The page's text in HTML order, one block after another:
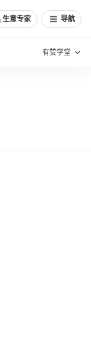
生意专家 导航
有赞学堂